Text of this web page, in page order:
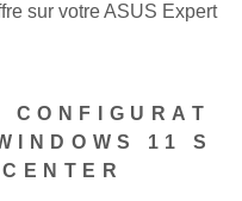
sur votre ASUS Expert
11 S